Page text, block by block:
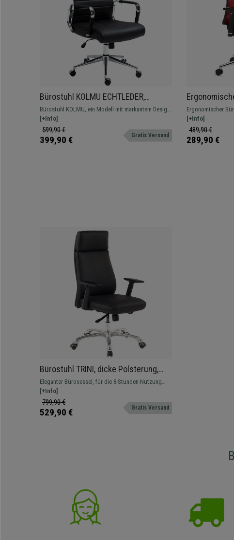
Bürostuhl KOLMU ECHTLEDER,
Metallgestell, elegantes Design mit
Quersteppung, Farbe Schwarz
Bürostuhl KOLMU, ein Modell mit markantem Design,
das Komfort und hochwertige Materialien vereint.
[+Info]
599,90 €
399,90 € Gratis Versand
8h-Nutzung,
Rot
Ergonomischer
von 8 Stunden
mit verchromtem
[+Info]
489,90 €
289,90 €
Bürostuhl TRINI, dicke Polsterung,
ergonomisch, Metallfußkreuz,
Naturlederbezug, Farbe Schwarz
Eleganter Bürosessel, für die 8-Stunden-Nutzung
geeignet. Bezug aus Naturleder, Metallfußkreuz und
Rollen mit Gummibeschichtung.
[+Info]
799,90 €
529,90 € Gratis Versand